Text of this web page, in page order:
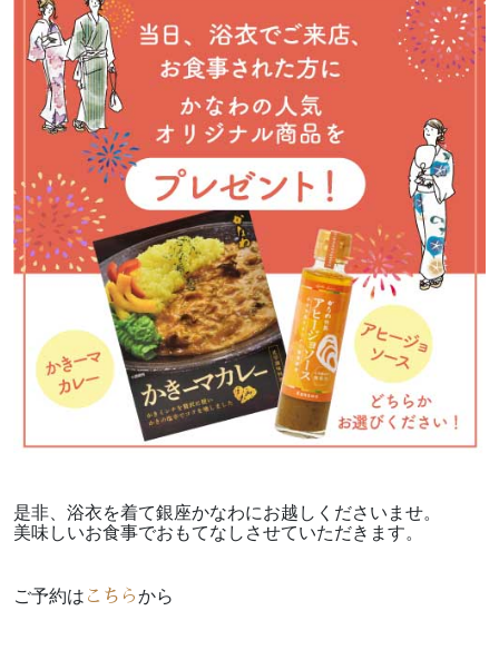
是非、浴衣を着て銀座かなわにお越しくださいませ。
美味しいお食事でおもてなしさせていただきます。
ご予約は こちらから